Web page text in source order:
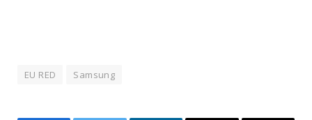
EU RED Samsung